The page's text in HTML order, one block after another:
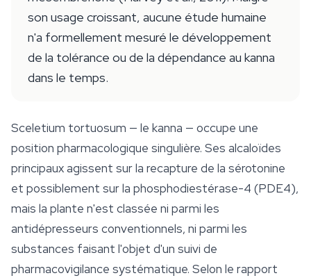
son usage croissant, aucune étude humaine
n'a formellement mesuré le développement
de la tolérance ou de la dépendance au kanna
dans le temps.
Sceletium tortuosum — le kanna — occupe une
position pharmacologique singulière. Ses alcaloïdes
principaux agissent sur la recapture de la sérotonine
et possiblement sur la phosphodiestérase-4 (PDE4),
mais la plante n'est classée ni parmi les
antidépresseurs conventionnels, ni parmi les
substances faisant l'objet d'un suivi de
pharmacovigilance systématique. Selon le rapport